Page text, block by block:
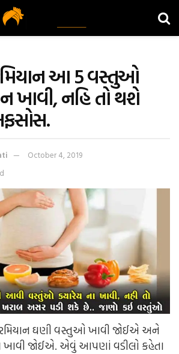
આ 5 વસ્તુઓ
ખાવી, નહિ તો થશે
October 4, 2019
ઘણી વસ્તુઓ ખાવી જોઈએ અને
જોઈએ. એવું આપણાં વડીલો કહેતા